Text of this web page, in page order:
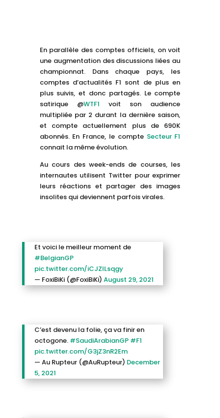
En parallèle des comptes officiels, on voit
une augmentation des discussions liées au
championnat. Dans chaque pays, les
comptes d’actualités F1 sont de plus en
plus suivis, et donc partagés. Le compte
satirique @WTF1 voit son audience
multipliée par 2 durant la dernière saison,
et compte actuellement plus de 690K
abonnés. En France, le compte Secteur F1
connait la même évolution.
Au cours des week-ends de courses, les
internautes utilisent Twitter pour exprimer
leurs réactions et partager des images
insolites qui deviennent parfois virales.
Et voici le meilleur moment de
#BelgianGP
pic.twitter.com/iCJZlLsqgy
— FoxiBiKi (@FoxiBiKi) August 29, 2021
C’est devenu la folie, ça va finir en
octogone. #SaudiArabianGP #F1
pic.twitter.com/G3jZ3nR2Em
— Au Rupteur (@AuRupteur) December
5, 2021